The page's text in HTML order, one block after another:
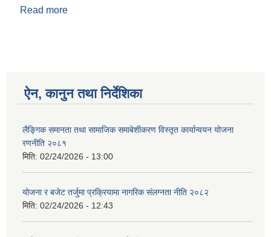
Read more
ऐन, कानुन तथा निर्देशिका
लैङ्गिक समानता तथा सामाजिक समाबेशीकरण विस्तृत कार्यान्वयन योजना
रणनीति २०८१
मिति: 02/24/2026 - 13:00
योजना र बजेट तर्जुमा प्रक्रियामा नागरिक संलग्नता नीति २०८२
मिति: 02/24/2026 - 12:43